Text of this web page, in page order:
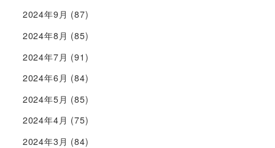
2024年9月 (87)
2024年8月 (85)
2024年7月 (91)
2024年6月 (84)
2024年5月 (85)
2024年4月 (75)
2024年3月 (84)